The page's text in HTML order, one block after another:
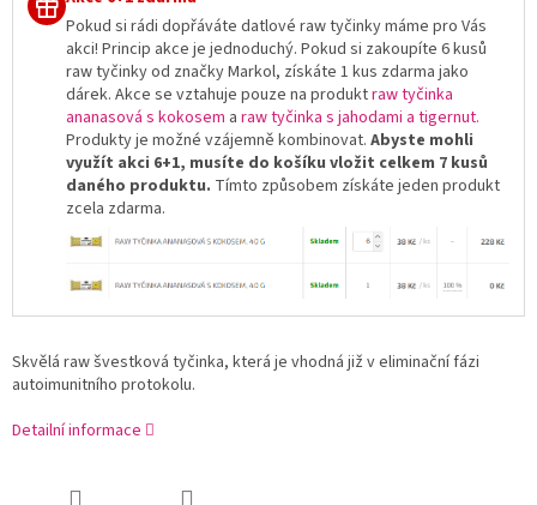
Pokud si rádi dopřáváte datlové raw tyčinky máme pro Vás
akci! Princip akce je jednoduchý. Pokud si zakoupíte 6 kusů
raw tyčinky od značky Markol, získáte 1 kus zdarma jako
dárek. Akce se vztahuje pouze na produktraw tyčinka
ananasová s kokosem a raw tyčinka s jahodami a tigernut.
Produkty je možné vzájemně kombinovat. Abyste mohli
využít akci 6+1, musíte do košíku vložit celkem 7 kusů
daného produktu. Tímto způsobem získáte jeden produkt
zcela zdarma.
Skvělá raw švestková tyčinka, která je vhodná již v eliminační fázi
autoimunitního protokolu.
Detailní informace